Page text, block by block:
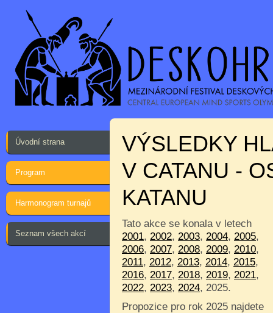
Úvodní strana
Program
Harmonogram turnajů
Seznam všech akcí
VÝSLEDKY
V CATANU -
KATANU
Tato akce se konala v letech
2001, 2002, 2003, 2004, 2005,
2006, 2007, 2008, 2009, 2010,
2011, 2012, 2013, 2014, 2015,
2016, 2017, 2018, 2019, 2021,
2022, 2023, 2024, 2025.
Propozice pro rok 2025 najdete